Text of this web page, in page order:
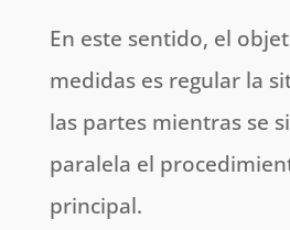
En este sentido, el
medidas es regular la
las partes mientras se
paralela el
principal.